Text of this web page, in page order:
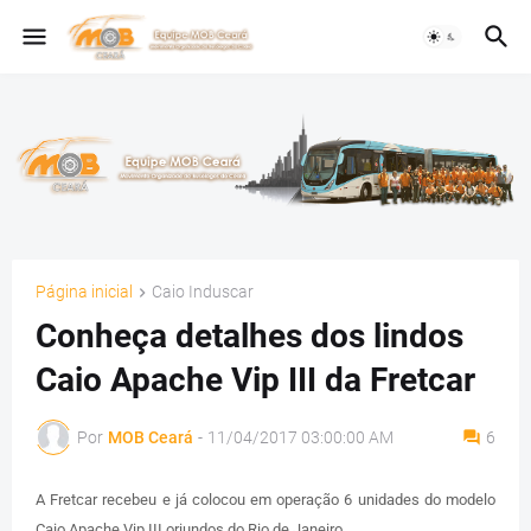
Página inicial Caio Induscar
Conheça detalhes dos lindos
Caio Apache Vip III da Fretcar
Por MOB Ceará - 11/04/2017 03:00:00 AM 6
A Fretcar recebeu e já colocou em operação 6 unidades do modelo